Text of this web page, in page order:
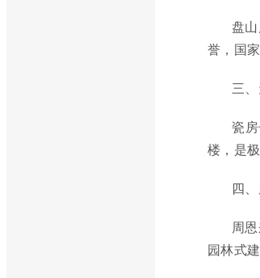
盘
誉，国
三
瓷
楼，是极
四
周
园林式建